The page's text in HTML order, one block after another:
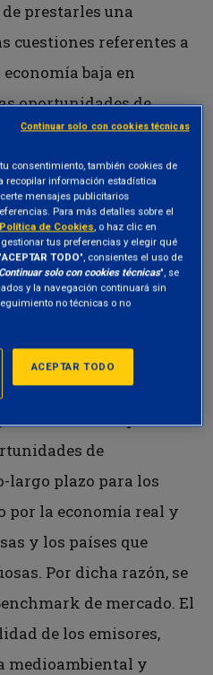
prestarles una
cuestiones referentes a
baja en
oportunidades de
de renta variable
fija.
equilibrando las
que ofrecen los
con las de los
suma atención
a la transición
en carbono. Se plantea
de
largo plazo para los
por la economía real y
y los países que
Por dicha razón, se
de mercado. El
de los emisores,
medioambiental y
consentimiento, también cookies de
recopilar información estadística
mensajes publicitarios
Para más detalles sobre el
Política de Cookies, o haz clic en
gestionar tus preferencias y elegir qué
ACEPTAR TODO", consientes el uso de
Continuar solo con cookies técnicas", se
y la navegación continuará sin
no técnicas o no
ACEPTAR TODO
Continuar solo con cookies técnicas